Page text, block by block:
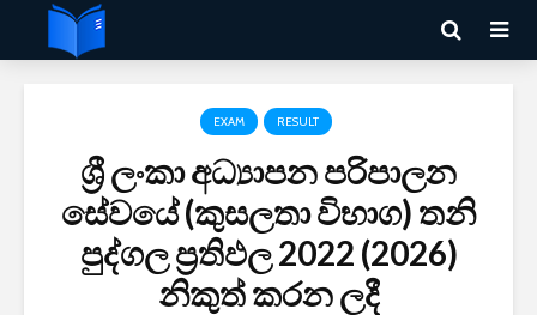
EXAM RESULT
ශ්‍රී ලංකා අධ්‍යාපන පරිපාලන
සේවයේ (කුසලතා විභාග) තනි
පුද්ගල ප්‍රතිඵල 2022 (2026)
නිකුත් කරන ලදී